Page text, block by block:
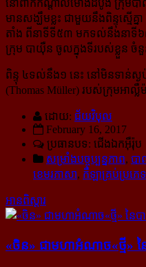
នៅពាក់​កណ្ដាល​ម៉ោង​ដំបូង ​ក្រុម​ប
មាន​សង្ឃឹមខ្លះ ជាមួយនឹង​ពិន្ទុស្មើគ្
តាំង ពីនាទី​ទី៥៣ មកទល់នឹងនាទី៦៣
ក្រុម បាយ៉ឺន​ ចូល​ក្នុង​ទី​របស់​ខ្លួន ចំនួ
ពិន្ទុ ៤ទល់នឹង១ នេះ នៅមិនទាន់ស្
(Thomas Müller) របស់​ក្រុម​អាល្លឺ
ដោយ: ជ័យវិបុល
February 16, 2017
ប្រធានបទ: ជើងឯកអ៊ឺរ៉ុប
សម្រាំងបច្ចុប្បន្នភាព, បា
ខេមរភាសា, កីឡាគ្រប់ប្រភេទ
អានពិស្ដារ
«ចិន» ជា​មហា​អំណាច​«ថ្មី» ន